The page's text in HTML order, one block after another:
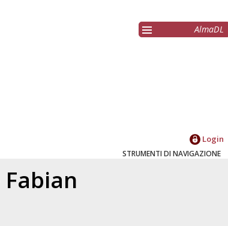
AlmaDL
Login
STRUMENTI DI NAVIGAZIONE
Fabian